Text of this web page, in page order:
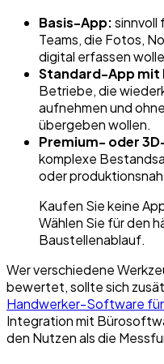
Basis-App:sinnvoll
Teams, die Fotos,
digital erfassen
Standard-App mit
Betriebe, die
aufnehmen und
übergeben wollen.
Premium- oder
komplexe
oder
Kaufen Sie keine
Wählen Sie für den
Baustellenablauf.
Wer verschiedene
bewertet, sollte sich
Handwerker-Software
Integration mit
den Nutzen als die